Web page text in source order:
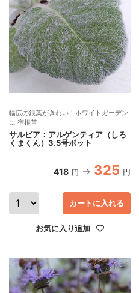
幅広の銀葉がきれい！ホワイトガーデン
に 宿根草
サルビア：アルゲンティア（しろ
くまくん）3.5号ポット
418 円 325 円
カートに入れる
お気に入り追加